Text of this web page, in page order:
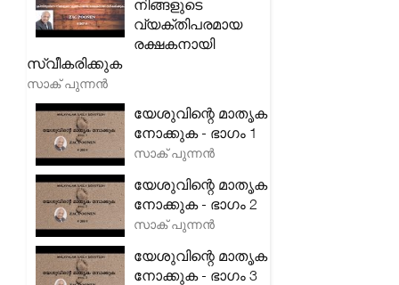
നിങ്ങളുടെ
വ്യക്തിപരമായ
രക്ഷകനായി
സ്വീകരിക്കുക
സാക് പുന്നൻ
യേശുവിന്റെ മാതൃക
നോക്കുക - ഭാഗം 1
സാക് പുന്നൻ
യേശുവിന്റെ മാതൃക
നോക്കുക - ഭാഗം 2
സാക് പുന്നൻ
യേശുവിന്റെ മാതൃക
നോക്കുക - ഭാഗം 3